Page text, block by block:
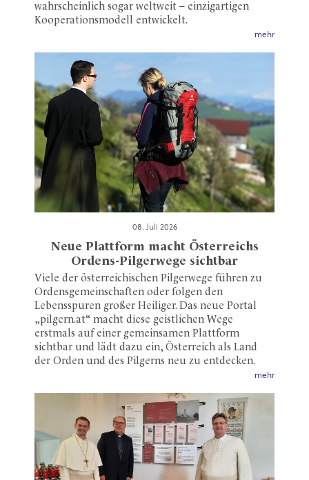
wahrscheinlich sogar weltweit – einzigartigen
Kooperationsmodell entwickelt.
mehr
08. Juli 2026
Neue Plattform macht Österreichs
Ordens-Pilgerwege sichtbar
Viele der österreichischen Pilgerwege führen zu
Ordensgemeinschaften oder folgen den
Lebensspuren großer Heiliger. Das neue Portal
„pilgern.at“ macht diese geistlichen Wege
erstmals auf einer gemeinsamen Plattform
sichtbar und lädt dazu ein, Österreich als Land
der Orden und des Pilgerns neu zu entdecken.
mehr